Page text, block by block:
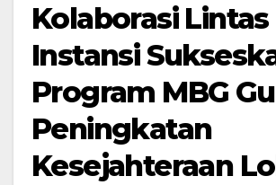
Kolaborasi Lintas
Instansi
Program MBG
Peningkatan
Kesejahteraan